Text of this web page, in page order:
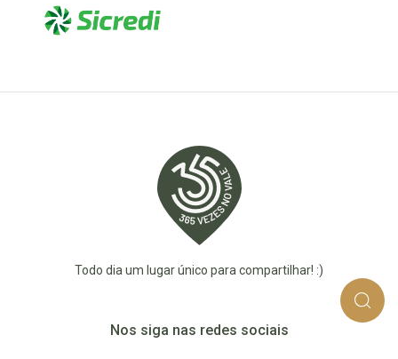
Todo dia um lugar único para compartilhar! :)
Nos siga nas redes sociais